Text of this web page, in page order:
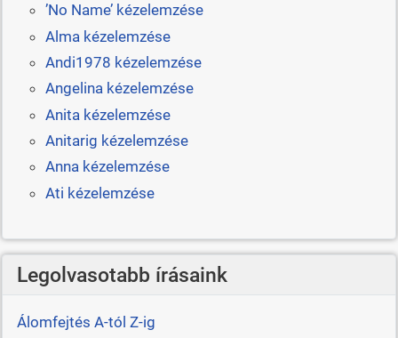
’No Name’ kézelemzése
Alma kézelemzése
Andi1978 kézelemzése
Angelina kézelemzése
Anita kézelemzése
Anitarig kézelemzése
Anna kézelemzése
Ati kézelemzése
Legolvasotabb írásaink
Álomfejtés A-tól Z-ig